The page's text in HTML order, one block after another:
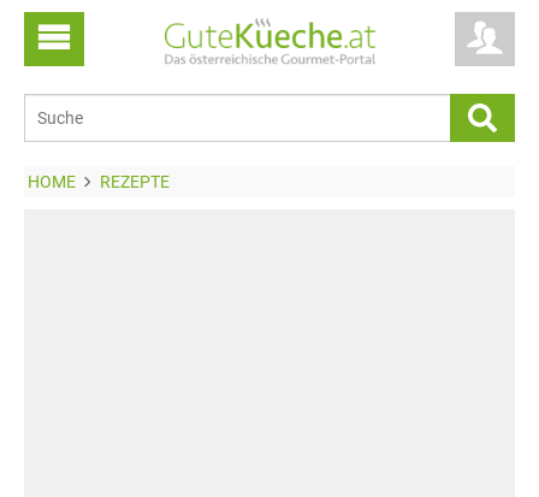
HOME REZEPTE